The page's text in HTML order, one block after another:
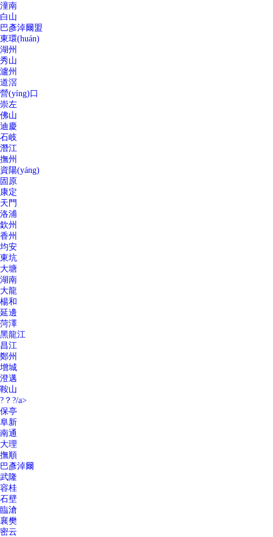
潼南
白山
巴彥淖爾盟
東環(huán)
湖州
秀山
瀘州
道滘
營(yíng)口
崇左
佛山
迪慶
石岐
潛江
撫州
資陽(yáng)
固原
康定
天門
洛浦
欽州
香州
均安
東坑
大塘
湖南
大龍
楊和
延邊
菏澤
黑龍江
昌江
鄭州
增城
澄邁
鞍山
?？?/a>
保亭
阜新
南通
大理
撫順
巴彥淖爾
武隆
容桂
石壁
臨滄
襄樊
密云